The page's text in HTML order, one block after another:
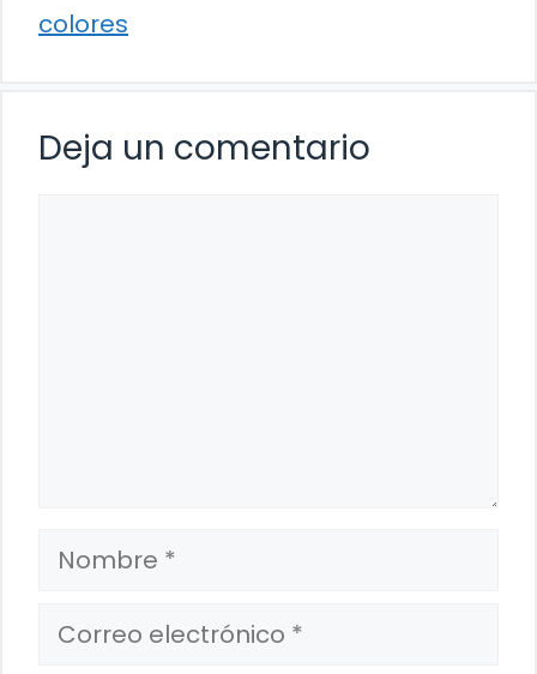
colores
Deja un comentario
Nombre
Correo
electrónico